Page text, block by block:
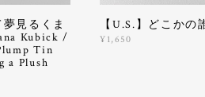
見るくま
Kubick /
Tin
a Plush
【U.S.】どこか
¥1,650